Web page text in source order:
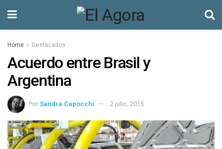
Home Destacados
Acuerdo entre Brasil y
Argentina
Por Sandra Capocchi 2 julio, 2015